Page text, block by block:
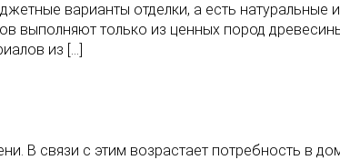
варианты отделки, а есть натуральные
выполняют только из ценных пород
из […]
В связи с этим возрастает потребность в